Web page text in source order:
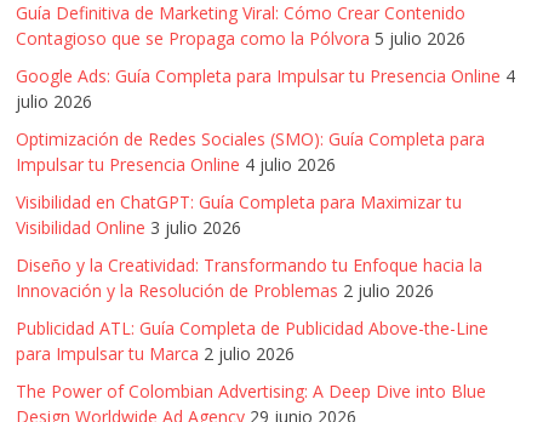
Marketing
en
LATAM
|
Bitácora
social
de
Mercadeo
Interactivo,
Medios,
Publicidad,
Marketing,
Campañas
Publicitarias,
Guía Definitiva de Marketing Viral: Cómo Crear Contenido
Contagioso que se Propaga como la Pólvora 5 julio 2026
Google Ads: Guía Completa para Impulsar tu Presencia Online 4
julio 2026
Optimización de Redes Sociales (SMO): Guía Completa para
Impulsar tu Presencia Online 4 julio 2026
Visibilidad en ChatGPT: Guía Completa para Maximizar tu
Visibilidad Online 3 julio 2026
Diseño y la Creatividad: Transformando tu Enfoque hacia la
Innovación y la Resolución de Problemas 2 julio 2026
Publicidad ATL: Guía Completa de Publicidad Above-the-Line
para Impulsar tu Marca 2 julio 2026
The Power of Colombian Advertising: A Deep Dive into Blue
Design Worldwide Ad Agency 29 junio 2026